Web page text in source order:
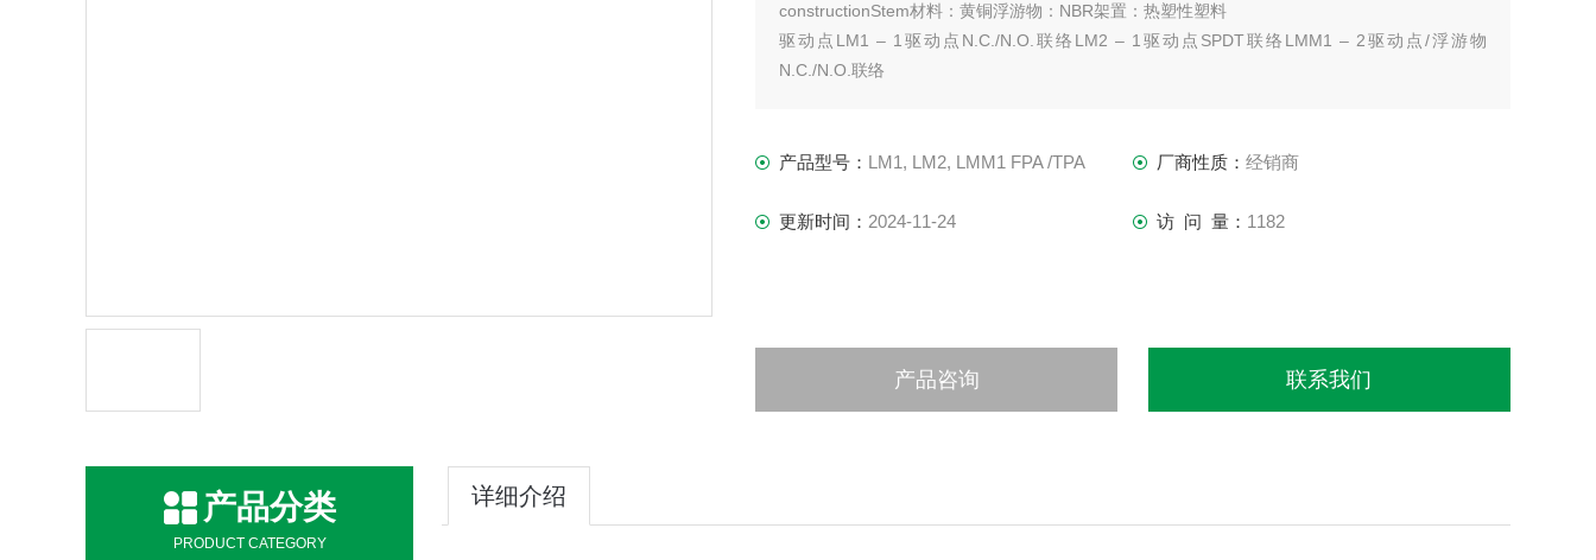
constructionStem材料：黄铜浮游物：NBR架置：热塑性塑料
驱动点LM1 – 1驱动点N.C./N.O.联络LM2 – 1驱动点SPDT联络LMM1 – 2驱动点/浮游物
N.C./N.O.联络
产品型号： LM1, LM2, LMM1 FPA /TPA 厂商性质： 经销商
更新时间： 2024-11-24 访 问 量： 1182
产品咨询 联系我们
产品分类
PRODUCT CATEGORY
详细介绍